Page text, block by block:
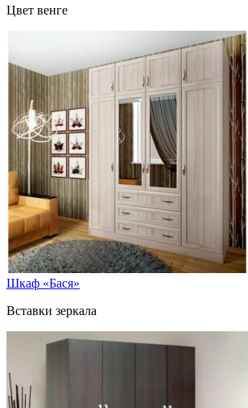
Цвет венге
Шкаф «Бася»
Вставки зеркала